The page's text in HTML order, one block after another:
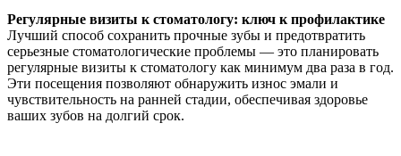
Регулярные визиты к стоматологу: ключ к профилактике
Лучший способ сохранить прочные зубы и предотвратить
серьезные стоматологические проблемы — это планировать
регулярные визиты к стоматологу как минимум два раза в год.
Эти посещения позволяют обнаружить износ эмали и
чувствительность на ранней стадии, обеспечивая здоровье
ваших зубов на долгий срок.